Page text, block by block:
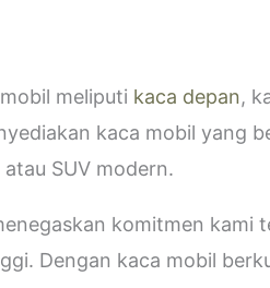
meliputi kaca depan,
kaca mobil yang
SUV modern.
komitmen kami
Dengan kaca mobil